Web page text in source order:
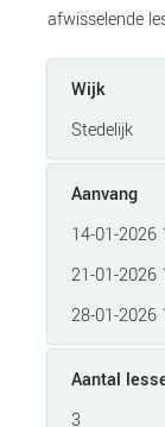
afwisselende
Wijk
Stedelijk
Aanvang
14-01-2026
21-01-2026
28-01-2026
Aantal
3